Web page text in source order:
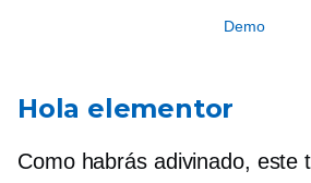
Demo
Hola elementor
Como habrás adivinado, este